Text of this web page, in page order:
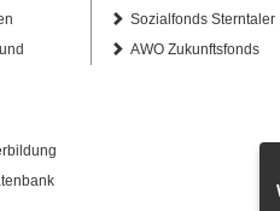
Sozialfonds Sterntaler
AWO Zukunftsfonds